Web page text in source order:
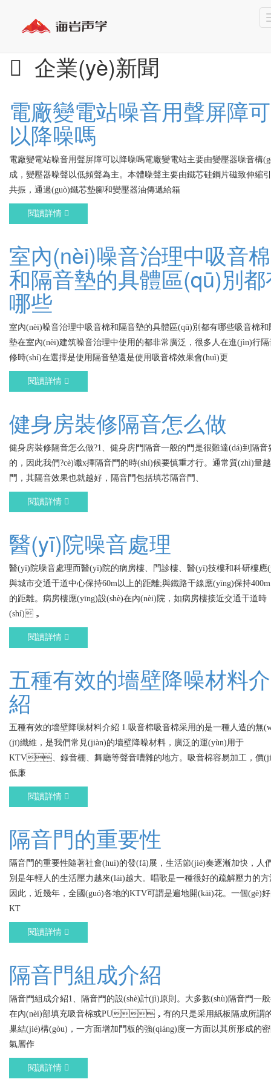
企業(yè)新聞
電廠變電站噪音用聲屏障可
以降噪嗎
電廠變電站噪音用聲屏障可以降噪嗎電廠變電站主要由變壓器噪音構
成，變壓器噪聲以低頻聲為主。本體噪聲主要由鐵芯硅鋼片磁致伸縮
共振，通過(guò)鐵芯墊腳和變壓器油傳遞給箱
閱讀詳情
室內(nèi)噪音治理中吸音棉
和隔音墊的具體區(qū)別
哪些
室內(nèi)噪音治理中吸音棉和隔音墊的具體區(qū)別都有哪些吸音棉和
墊在室內(nèi)建筑噪音治理中使用的都非常廣泛，很多人在進(jìn)行隔
修時(shí)在選擇是使用隔音墊還是使用吸音棉效果會(huì)更
閱讀詳情
健身房裝修隔音怎么做
健身房裝修隔音怎么做?1、健身房門隔音一般的門是很難達(dá)到隔音
的，因此我們?cè)谶x擇隔音門的時(shí)候要慎重才行。通常質(zhì)量
門，其隔音效果也就越好，隔音門包括填芯隔音門、
閱讀詳情
醫(yī)院噪音處理
醫(yī)院噪音處理而醫(yī)院的病房樓、門診樓、醫(yī)技樓和科研樓
與城市交通干道中心保持60m以上的距離;與鐵路干線應(yīng)保持
的距離。病房樓應(yīng)設(shè)在內(nèi)院，如病房樓接近交通干道時
(shí)，
閱讀詳情
五種有效的墻壁降噪材料介
紹
五種有效的墻壁降噪材料介紹 1.吸音棉吸音棉采用的是一種人造的無
(jī)纖維，是我們常見(jiàn)的墻壁降噪材料，廣泛的運(yùn)用于
KTV、錄音棚、舞廳等聲音嘈雜的地方。吸音棉容易加工，價
低廉
閱讀詳情
隔音門的重要性
隔音門的重要性隨著社會(huì)的發(fā)展，生活節(jié)奏逐漸加快，人
別是年輕人的生活壓力越來(lái)越大。唱歌是一種很好的疏解壓力的方法
因此，近幾年，全國(guó)各地的KTV可謂是遍地開(kāi)花。一個(gè)
KT
閱讀詳情
隔音門組成介紹
隔音門組成介紹1、隔音門的設(shè)計(jì)原則。大多數(shù)隔音門一
在內(nèi)部填充吸音棉或PU，有的只是采用紙板隔成所謂
巢結(jié)構(gòu)，一方面增加門板的強(qiáng)度一方面以其所形成的
氣層作
閱讀詳情